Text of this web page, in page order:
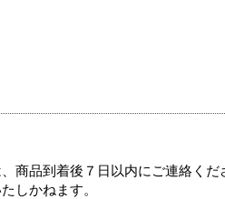
商品到着後７日以内にご連絡く
しかねます。